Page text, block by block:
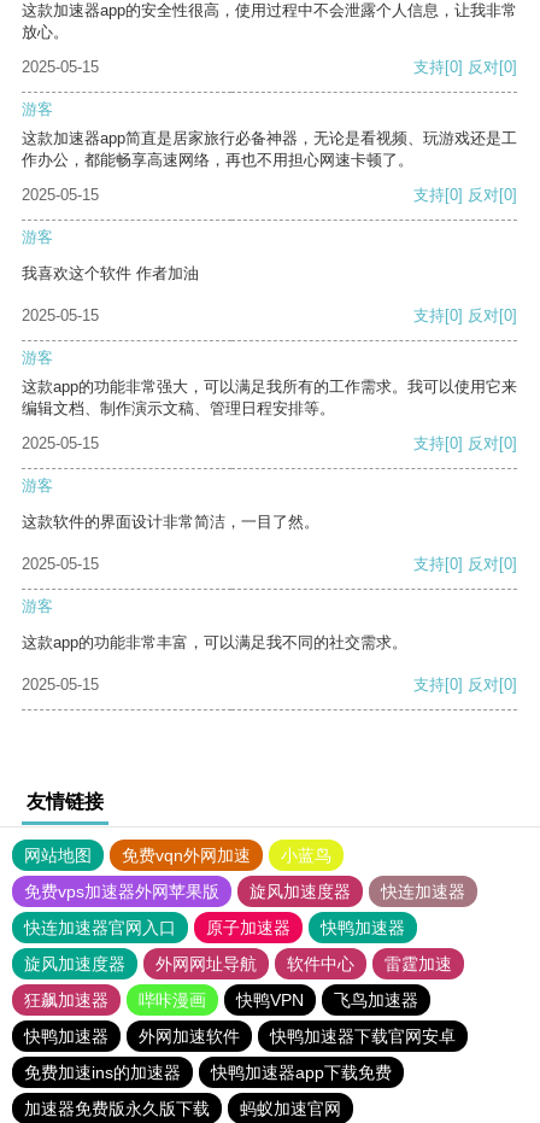
这款加速器app的安全性很高，使用过程中不会泄露个人信息，让我非常
放心。
2025-05-15
支持[0] 反对[0]
游客
这款加速器app简直是居家旅行必备神器，无论是看视频、玩游戏还是工
作办公，都能畅享高速网络，再也不用担心网速卡顿了。
2025-05-15
支持[0] 反对[0]
游客
我喜欢这个软件 作者加油
2025-05-15 支持[0] 反对[0]
游客
这款app的功能非常强大，可以满足我所有的工作需求。我可以使用它来
编辑文档、制作演示文稿、管理日程安排等。
2025-05-15
支持[0] 反对[0]
游客
这款软件的界面设计非常简洁，一目了然。
2025-05-15 支持[0] 反对[0]
游客
这款app的功能非常丰富，可以满足我不同的社交需求。
2025-05-15 支持[0] 反对[0]
友情链接
网站地图 免费vqn外网加速
小蓝鸟
免费vps加速器外网苹果版
旋风加速度器
快连加速器
快连加速器官网入口
原子加速器
快鸭加速器
旋风加速度器
外网网址导航 软件中心
雷霆加速
狂飙加速器
哔咔漫画 快鸭VPN
飞鸟加速器
快鸭加速器
外网加速软件
快鸭加速器下载官网安卓
免费加速ins的加速器
快鸭加速器app下载免费
加速器免费版永久版下载
蚂蚁加速官网